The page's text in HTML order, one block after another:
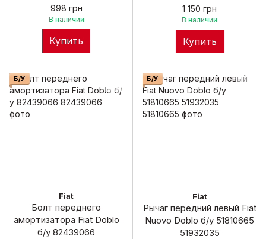
998 грн
В наличии
Купить
1 150 грн
В наличии
Купить
Б/У
Fiat
Болт переднего
амортизатора Fiat Doblo
б/у 82439066
Б/У
Fiat
Рычаг передний левый Fiat
Nuovo Doblo б/у 51810665
51932035